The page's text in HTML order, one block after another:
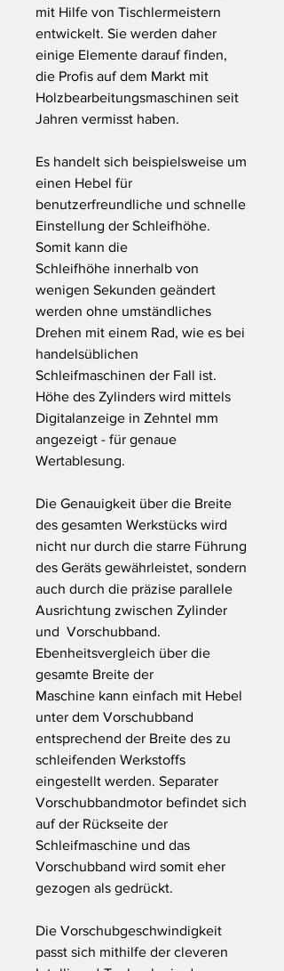
mit Hilfe von Tischlermeistern
entwickelt. Sie werden daher
einige Elemente darauf finden,
die Profis auf dem Markt mit
Holzbearbeitungsmaschinen seit
Jahren vermisst haben.
Es handelt sich beispielsweise um
einen Hebel für
benutzerfreundliche und schnelle
Einstellung der Schleifhöhe.
Somit kann die
Schleifhöhe innerhalb von
wenigen Sekunden geändert
werden ohne umständliches
Drehen mit einem Rad, wie es bei
handelsüblichen
Schleifmaschinen der Fall ist.
Höhe des Zylinders wird mittels
Digitalanzeige in Zehntel mm
angezeigt - für genaue
Wertablesung.
Die Genauigkeit über die Breite
des gesamten Werkstücks wird
nicht nur durch die starre Führung
des Geräts gewährleistet, sondern
auch durch die präzise parallele
Ausrichtung zwischen Zylinder
und Vorschubband.
Ebenheitsvergleich über die
gesamte Breite der
Maschine kann einfach mit Hebel
unter dem Vorschubband
entsprechend der Breite des zu
schleifenden Werkstoffs
eingestellt werden. Separater
Vorschubbandmotor befindet sich
auf der Rückseite der
Schleifmaschine und das
Vorschubband wird somit eher
gezogen als gedrückt.
Die Vorschubgeschwindigkeit
passt sich mithilfe der cleveren